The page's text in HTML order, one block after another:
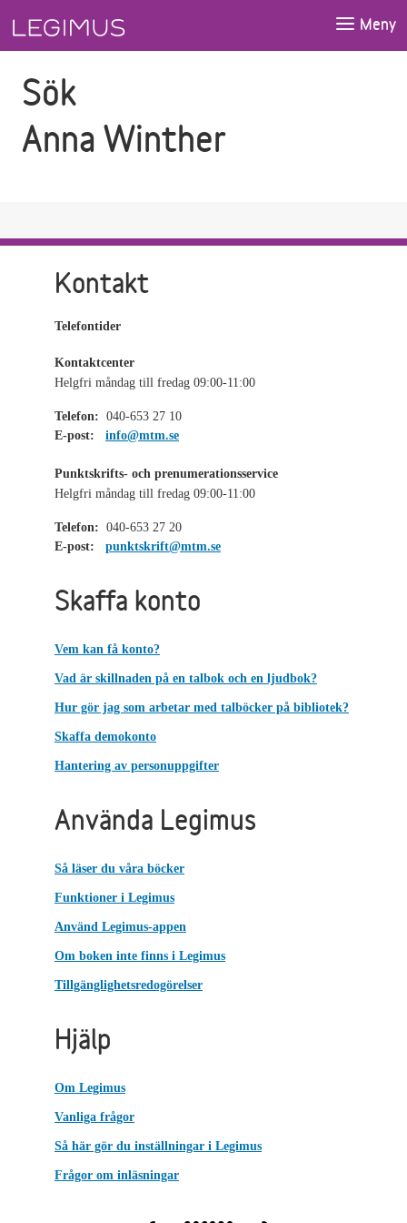
Meny
Sök
Anna Winther
Kontakt
Telefontider
Kontaktcenter
Helgfri måndag till fredag 09:00-11:00
Telefon: 040-653 27 10
E-post:
info@mtm.se
Punktskrifts- och prenumerationsservice
Helgfri måndag till fredag 09:00-11:00
Telefon: 040-653 27 20
E-post:
punktskrift@mtm.se
Skaffa konto
Vem kan få konto?
Vad är skillnaden på en talbok och en ljudbok?
Hur gör jag som arbetar med talböcker på bibliotek?
Skaffa demokonto
Hantering av personuppgifter
Använda Legimus
Så läser du våra böcker
Funktioner i Legimus
Använd Legimus-appen
Om boken inte finns i Legimus
Tillgänglighetsredogörelser
Hjälp
Om Legimus
Vanliga frågor
Så här gör du inställningar i Legimus
Frågor om inläsningar